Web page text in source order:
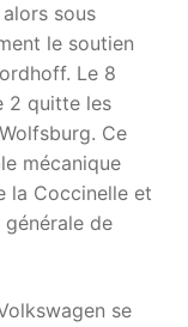
sous
le soutien
Le 8
2 quitte les
Ce
mécanique
la Coccinelle et
de
se